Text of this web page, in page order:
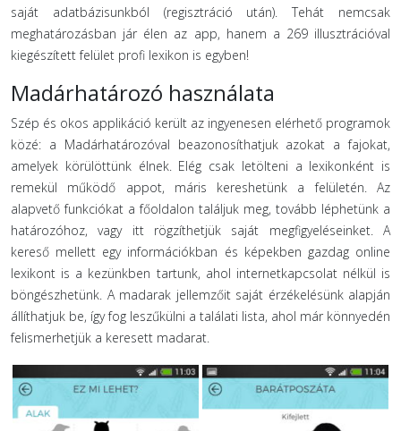
saját adatbázisunkból (regisztráció után). Tehát nemcsak
meghatározásban jár élen az app, hanem a 269 illusztrációval
kiegészített felület profi lexikon is egyben!
Madárhatározó használata
Szép és okos applikáció került az ingyenesen elérhető programok
közé: a Madárhatározóval beazonosíthatjuk azokat a fajokat,
amelyek körülöttünk élnek. Elég csak letölteni a lexikonként is
remekül működő appot, máris kereshetünk a felületén. Az
alapvető funkciókat a főoldalon találjuk meg, tovább léphetünk a
határozóhoz, vagy itt rögzíthetjük saját megfigyeléseinket. A
kereső mellett egy információkban és képekben gazdag online
lexikont is a kezünkben tartunk, ahol internetkapcsolat nélkül is
böngészhetünk. A madarak jellemzőit saját érzékelésünk alapján
állíthatjuk be, így fog leszűkülni a találati lista, ahol már könnyedén
felismerhetjük a keresett madarat.